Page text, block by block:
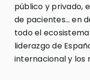
público y privado,
de pacientes… en
todo el
liderazgo de
internacional y los